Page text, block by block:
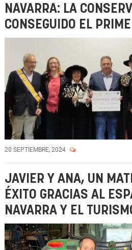
NAVARRA: LA
CONSEGUIDO EL
20 SEPTIEMBRE, 2024
JAVIER Y ANA, UN
ÉXITO GRACIAS AL
NAVARRA Y EL